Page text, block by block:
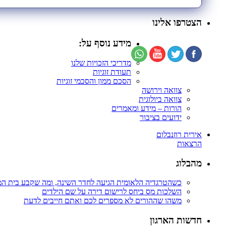
הצטרפו אלינו
מידע נוסף על:
מדריכי הזכויות שלנו
תעודת זוגיות
הסכם ממון והסכמי זוגיות
צוואה וירושה
צוואה ביולוגית
הורות – מידע ומאמרים
ידועים בציבור
אירית רוזנבלום
הרצאות
מהבלוג
כשהטרגדיה הלאומית הגיעה לחדר השינה, ומה שקבע בית
השלכות מס ביחס לרישום דירה על שם הילדים
משהו שההורים לא מספרים לכם ואתם חייבים לדעת
חדשות הארגון